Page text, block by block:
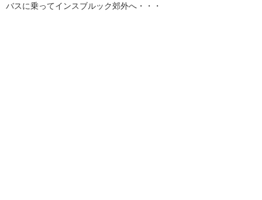
バスに乗ってインスブルック郊外へ・・・